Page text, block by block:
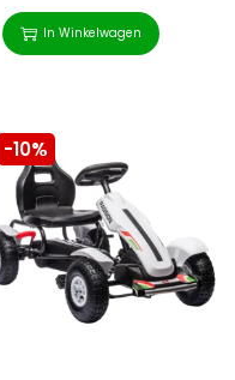
In Winkelwagen
-10%